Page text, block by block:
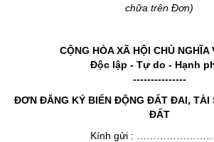
chữa trên Đơn)
CỘNG HÒA XÃ HỘI CHỦ NGHĨA
Độc lập - Tự do - Hạnh
---------------
ĐƠN ĐĂNG KÝ BIẾN ĐỘNG ĐẤT ĐAI, TÀI
ĐẤT
Kính gửi : ……………………